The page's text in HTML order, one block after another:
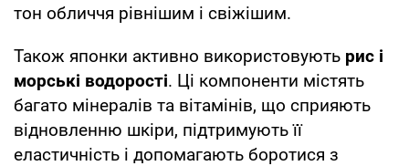
тон обличчя рівнішим і свіжішим.
Також японки активно використовують рис і
морські водорості. Ці компоненти містять
багато мінералів та вітамінів, що сприяють
відновленню шкіри, підтримують її
еластичність і допомагають боротися з